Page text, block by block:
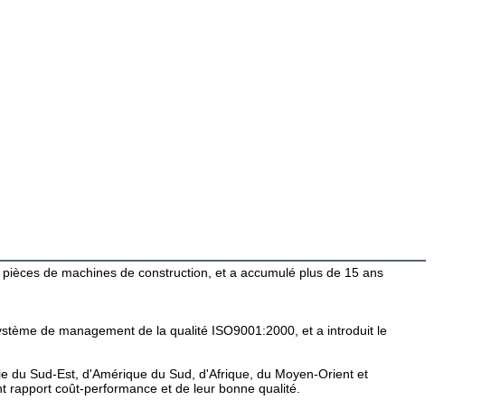
de machines de construction, et a accumulé plus de 15 ans
de management de la qualité ISO9001:2000, et a introduit le
du Sud-Est, d'Amérique du Sud, d'Afrique, du Moyen-Orient et
coût-performance et de leur bonne qualité.